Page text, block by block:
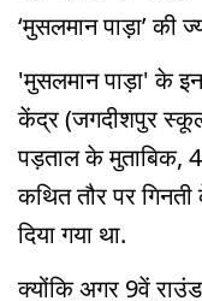
‘मुसलमान पाड़ा’ की
'मुसलमान पाड़ा' के
केंद्र (जगदीशपुर
पड़ताल के मुताबिक, 4
कथित तौर पर
दिया गया था.
क्योंकि अगर 9वें